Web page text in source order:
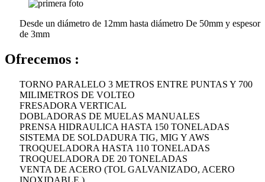
Desde un diámetro de 12mm hasta diámetro De 50mm y espesor
de 3mm
Ofrecemos :
TORNO PARALELO 3 METROS ENTRE PUNTAS Y 700
MILIMETROS DE VOLTEO
FRESADORA VERTICAL
DOBLADORAS DE MUELAS MANUALES
PRENSA HIDRAULICA HASTA 150 TONELADAS
SISTEMA DE SOLDADURA TIG, MIG Y AWS
TROQUELADORA HASTA 110 TONELADAS
TROQUELADORA DE 20 TONELADAS
VENTA DE ACERO (TOL GALVANIZADO, ACERO
INOXIDABLE )